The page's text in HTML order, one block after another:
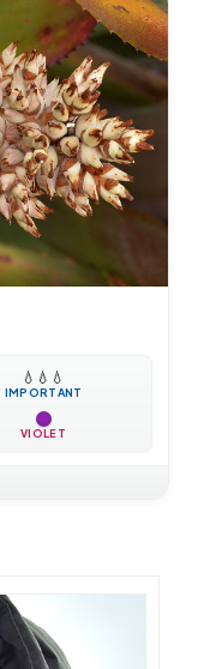
💧 💧 💧
IMPORTANT
VIOLET